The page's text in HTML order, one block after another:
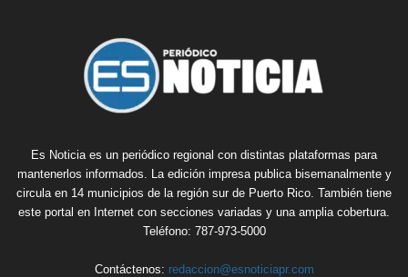
Es Noticia es un periódico regional con distintas plataformas para
mantenerlos informados. La edición impresa publica bisemanalmente y
circula en 14 municipios de la región sur de Puerto Rico. También tiene
este portal en Internet con secciones variadas y una amplia cobertura.
Teléfono: 787-973-5000
Contáctenos: redaccion@esnoticiapr.com